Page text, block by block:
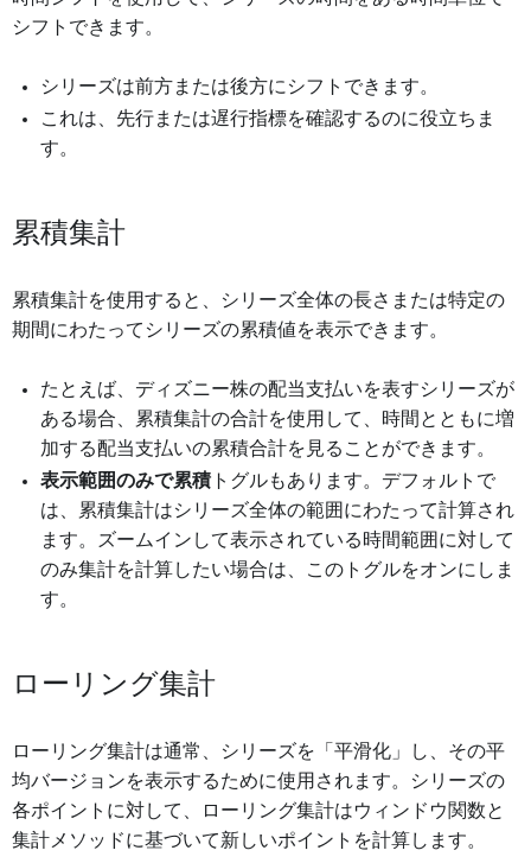
シフトできます。
シリーズは前方または後方にシフトできます。
これは、先行または遅行指標を確認するのに役立ちま
す。
累積集計
累積集計を使用すると、シリーズ全体の長さまたは特定の
期間にわたってシリーズの累積値を表示できます。
たとえば、ディズニー株の配当支払いを表すシリーズが
ある場合、累積集計の合計を使用して、時間とともに増
加する配当支払いの累積合計を見ることができます。
表示範囲のみで累積 トグルもあります。デフォルトで
は、累積集計はシリーズ全体の範囲にわたって計算され
ます。ズームインして表示されている時間範囲に対して
のみ集計を計算したい場合は、このトグルをオンにしま
す。
ローリング集計
ローリング集計は通常、シリーズを「平滑化」し、その平
均バージョンを表示するために使用されます。シリーズの
各ポイントに対して、ローリング集計はウィンドウ関数と
集計メソッドに基づいて新しいポイントを計算します。